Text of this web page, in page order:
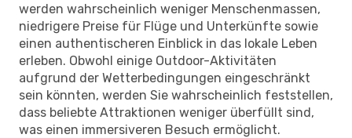
werden wahrscheinlich weniger Menschenmassen,
niedrigere Preise für Flüge und Unterkünfte sowie
einen authentischeren Einblick in das lokale Leben
erleben. Obwohl einige Outdoor-Aktivitäten
aufgrund der Wetterbedingungen eingeschränkt
sein könnten, werden Sie wahrscheinlich feststellen,
dass beliebte Attraktionen weniger überfüllt sind,
was einen immersiveren Besuch ermöglicht.